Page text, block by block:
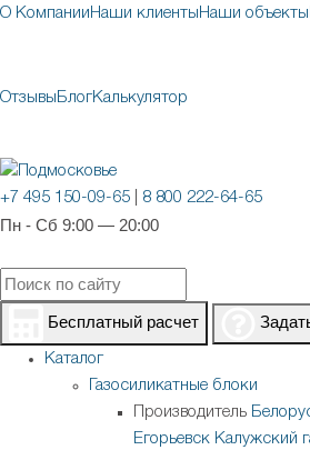
О Компании Наши клиенты Наши объекты
Отзывы БлогКалькулятор
+7 495 150-09-65 8 800 222-64-65
Пн - Сб 9:00 — 20:00
Бесплатный расчет
Каталог
Газосиликатные блоки
Производитель
Егорьевск Калужский